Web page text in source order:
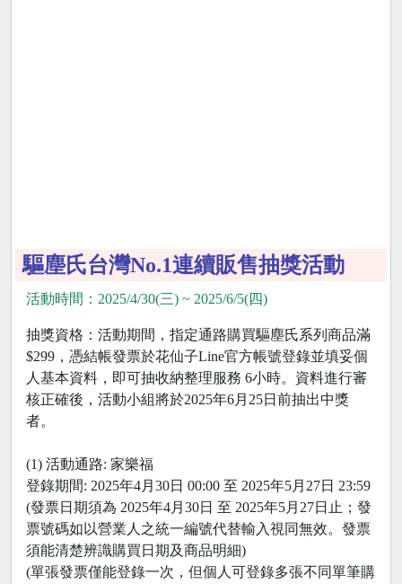
驅塵氏台灣No.1連續販售抽獎活動
活動時間：2025/4/30(三) ~ 2025/6/5(四)
抽獎資格：活動期間，指定通路購買驅塵氏系列商品滿
$299，憑結帳發票於花仙子Line官方帳號登錄並填妥個
人基本資料，即可抽收納整理服務 6小時。資料進行審
核正確後，活動小組將於2025年6月25日前抽出中獎
者。
(1) 活動通路: 家樂福
登錄期間: 2025年4月30日 00:00 至 2025年5月27日 23:59
(發票日期須為 2025年4月30日 至 2025年5月27日止；發
票號碼如以營業人之統一編號代替輸入視同無效。發票
須能清楚辨識購買日期及商品明細)
(單張發票僅能登錄一次，但個人可登錄多張不同單筆購